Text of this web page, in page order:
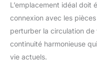
L’emplacement idéal doit
connexion avec les
perturber la circulation
continuité harmonieuse
vie actuels.